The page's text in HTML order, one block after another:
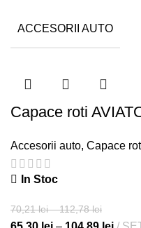
ACCESORII AUTO
Capace roti
Accesorii auto, Capace
In Stoc
70,21lei–112,78lei